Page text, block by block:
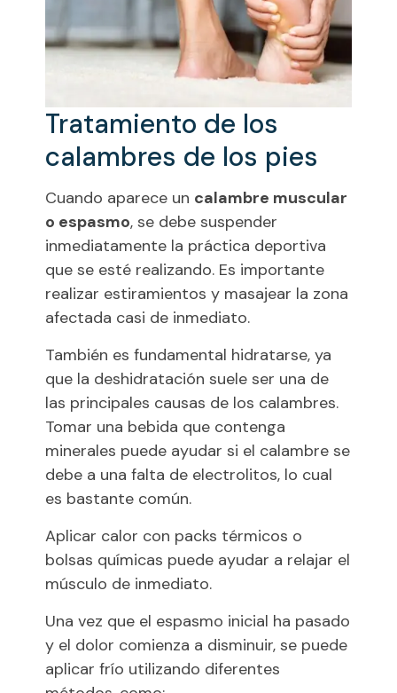
Tratamiento de los
calambres de los pies
Cuando aparece un calambre muscular
o espasmo, se debe suspender
inmediatamente la práctica deportiva
que se esté realizando. Es importante
realizar estiramientos y masajear la zona
afectada casi de inmediato.
También es fundamental hidratarse, ya
que la deshidratación suele ser una de
las principales causas de los calambres.
Tomar una bebida que contenga
minerales puede ayudar si el calambre se
debe a una falta de electrolitos, lo cual
es bastante común.
Aplicar calor con packs térmicos o
bolsas químicas puede ayudar a relajar el
músculo de inmediato.
Una vez que el espasmo inicial ha pasado
y el dolor comienza a disminuir, se puede
aplicar frío utilizando diferentes